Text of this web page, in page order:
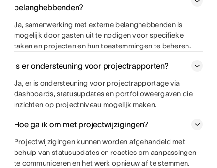
belanghebbenden?
Ja, samenwerking met externe belanghebbenden is
mogelijk door gasten uit te nodigen voor specifieke
taken en projecten en hun toestemmingen te beheren.
Is er ondersteuning voor projectrapporten?
Ja, er is ondersteuning voor projectrapportage via
dashboards, statusupdates en portfolioweergaven die
inzichten op projectniveau mogelijk maken.
Hoe ga ik om met projectwijzigingen?
Projectwijzigingen kunnen worden afgehandeld met
behulp van statusupdates en reacties om aanpassingen
te communiceren en het werk opnieuw af te stemmen.